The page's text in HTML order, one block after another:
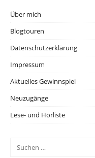
Über mich
Blogtouren
Datenschutzerklärung
Impressum
Aktuelles Gewinnspiel
Neuzugänge
Lese- und Hörliste
Suchen